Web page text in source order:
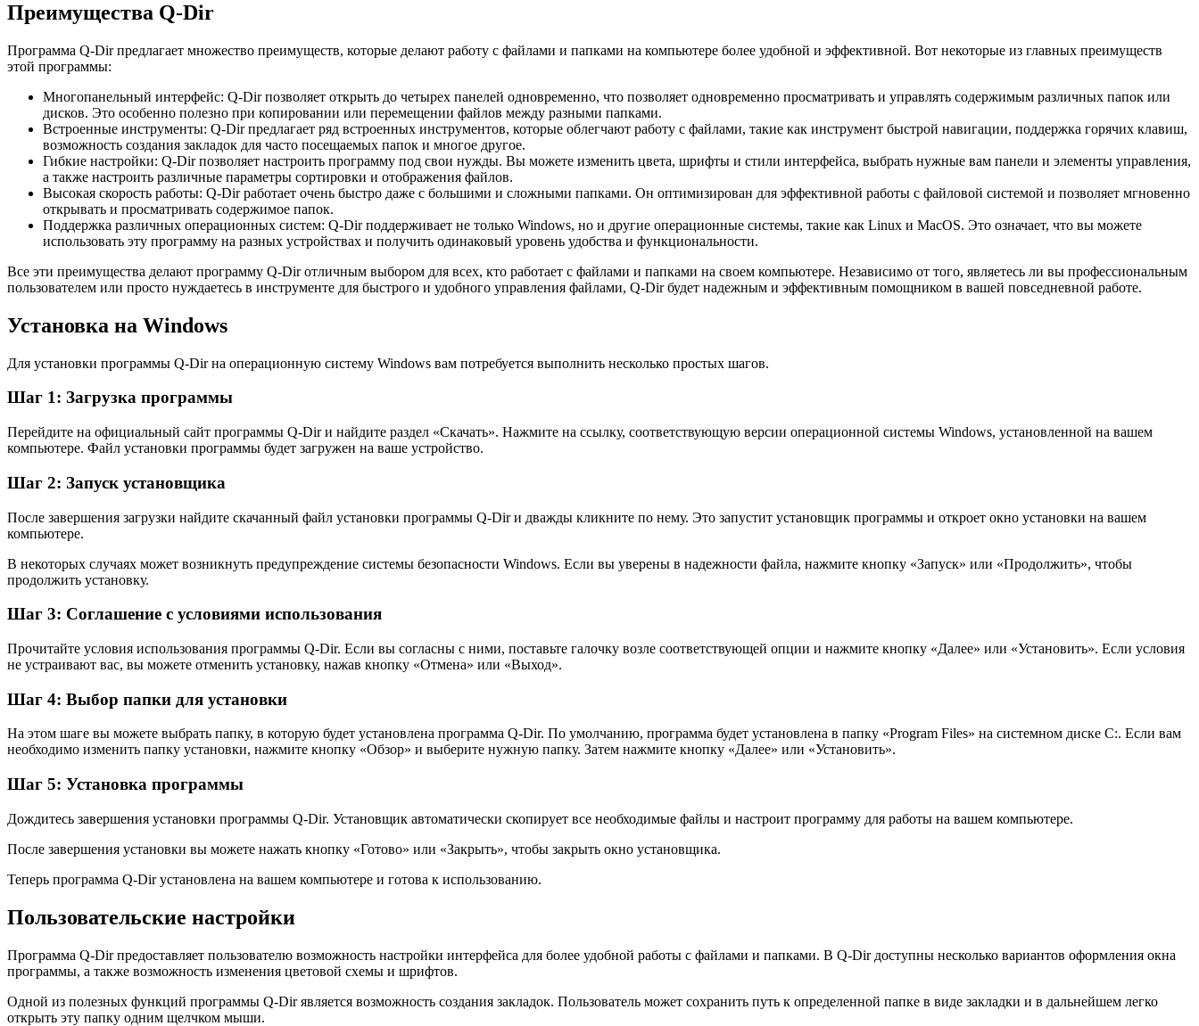
Преимущества Q-Dir
Программа Q-Dir предлагает множество преимуществ, которые делают работу с файлами и папками на компьютере более удобной и эффективной. Вот некоторые из главных преимуществ
этой программы:
Многопанельный интерфейс: Q-Dir позволяет открыть до четырех панелей одновременно, что позволяет одновременно просматривать и управлять содержимым различных папок или
дисков. Это особенно полезно при копировании или перемещении файлов между разными папками.
Встроенные инструменты: Q-Dir предлагает ряд встроенных инструментов, которые облегчают работу с файлами, такие как инструмент быстрой навигации, поддержка горячих клавиш,
возможность создания закладок для часто посещаемых папок и многое другое.
Гибкие настройки: Q-Dir позволяет настроить программу под свои нужды. Вы можете изменить цвета, шрифты и стили интерфейса, выбрать нужные вам панели и элементы управления,
а также настроить различные параметры сортировки и отображения файлов.
Высокая скорость работы: Q-Dir работает очень быстро даже с большими и сложными папками. Он оптимизирован для эффективной работы с файловой системой и позволяет мгновенно
открывать и просматривать содержимое папок.
Поддержка различных операционных систем: Q-Dir поддерживает не только Windows, но и другие операционные системы, такие как Linux и MacOS. Это означает, что вы можете
использовать эту программу на разных устройствах и получить одинаковый уровень удобства и функциональности.
Все эти преимущества делают программу Q-Dir отличным выбором для всех, кто работает с файлами и папками на своем компьютере. Независимо от того, являетесь ли вы профессиональным
пользователем или просто нуждаетесь в инструменте для быстрого и удобного управления файлами, Q-Dir будет надежным и эффективным помощником в вашей повседневной работе.
Установка на Windows
Для установки программы Q-Dir на операционную систему Windows вам потребуется выполнить несколько простых шагов.
Шаг 1: Загрузка программы
Перейдите на официальный сайт программы Q-Dir и найдите раздел «Скачать». Нажмите на ссылку, соответствующую версии операционной системы Windows, установленной на вашем
компьютере. Файл установки программы будет загружен на ваше устройство.
Шаг 2: Запуск установщика
После завершения загрузки найдите скачанный файл установки программы Q-Dir и дважды кликните по нему. Это запустит установщик программы и откроет окно установки на вашем
компьютере.
В некоторых случаях может возникнуть предупреждение системы безопасности Windows. Если вы уверены в надежности файла, нажмите кнопку «Запуск» или «Продолжить», чтобы
продолжить установку.
Шаг 3: Соглашение с условиями использования
Прочитайте условия использования программы Q-Dir. Если вы согласны с ними, поставьте галочку возле соответствующей опции и нажмите кнопку «Далее» или «Установить». Если условия
не устраивают вас, вы можете отменить установку, нажав кнопку «Отмена» или «Выход».
Шаг 4: Выбор папки для установки
На этом шаге вы можете выбрать папку, в которую будет установлена программа Q-Dir. По умолчанию, программа будет установлена в папку «Program Files» на системном диске C:. Если вам
необходимо изменить папку установки, нажмите кнопку «Обзор» и выберите нужную папку. Затем нажмите кнопку «Далее» или «Установить».
Шаг 5: Установка программы
Дождитесь завершения установки программы Q-Dir. Установщик автоматически скопирует все необходимые файлы и настроит программу для работы на вашем компьютере.
После завершения установки вы можете нажать кнопку «Готово» или «Закрыть», чтобы закрыть окно установщика.
Теперь программа Q-Dir установлена на вашем компьютере и готова к использованию.
Пользовательские настройки
Программа Q-Dir предоставляет пользователю возможность настройки интерфейса для более удобной работы с файлами и папками. В Q-Dir доступны несколько вариантов оформления окна
программы, а также возможность изменения цветовой схемы и шрифтов.
Одной из полезных функций программы Q-Dir является возможность создания закладок. Пользователь может сохранить путь к определенной папке в виде закладки и в дальнейшем легко
открыть эту папку одним щелчком мыши.